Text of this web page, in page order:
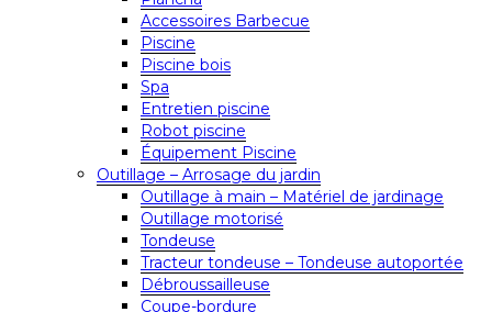
Accessoires Barbecue
Piscine
Piscine bois
Spa
Entretien piscine
Robot piscine
Équipement Piscine
Outillage – Arrosage du jardin
Outillage à main – Matériel de jardinage
Outillage motorisé
Tondeuse
Tracteur tondeuse – Tondeuse autoportée
Débroussailleuse
Coupe-bordure